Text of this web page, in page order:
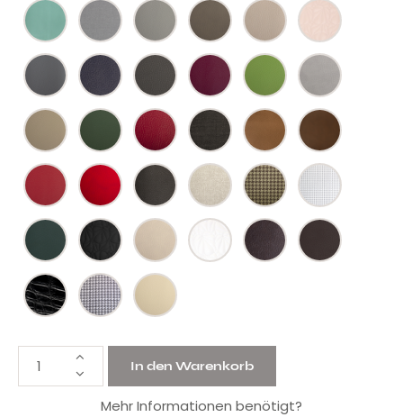
In den Warenkorb
Mehr Informationen benötigt?